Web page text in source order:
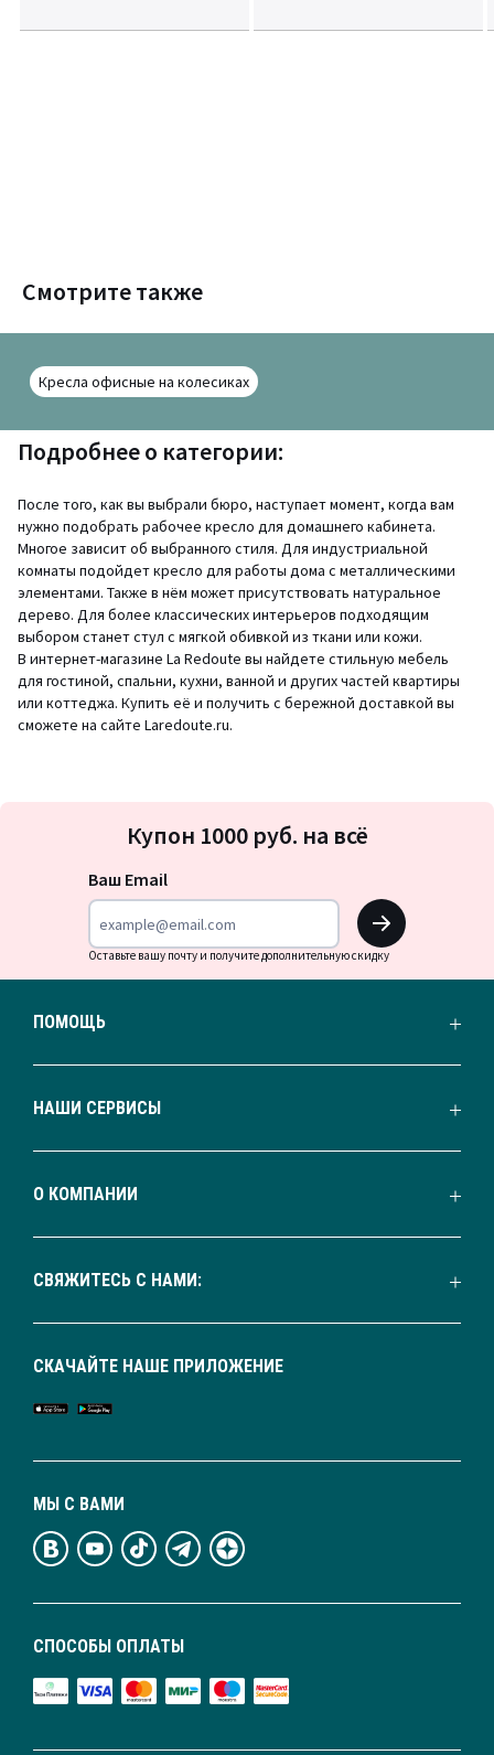
Смотрите также
Кресла офисные на колесиках
Подробнее о категории:
После того, как вы выбрали бюро, наступает момент, когда вам
нужно подобрать рабочее кресло для домашнего кабинета.
Многое зависит об выбранного стиля. Для индустриальной
комнаты подойдет кресло для работы дома с металлическими
элементами. Также в нём может присутствовать натуральное
дерево. Для более классических интерьеров подходящим
выбором станет стул с мягкой обивкой из ткани или кожи.
В интернет-магазине La Redoute вы найдете стильную мебель
для гостиной, спальни, кухни, ванной и других частей квартиры
или коттеджа. Купить её и получить с бережной доставкой вы
сможете на сайте Laredoute.ru.
на
Купон 1000 руб. на всё
Ваш Email
OK
Оставьте вашу почту и получите дополнительную скидку
ПОМОЩЬ
НАШИ СЕРВИСЫ
О КОМПАНИИ
СВЯЖИТЕСЬ С НАМИ:
СПОСОБЫ ОПЛАТЫ
МЫ С ВАМИ
СКАЧАЙТЕ НАШЕ ПРИЛОЖЕНИЕ